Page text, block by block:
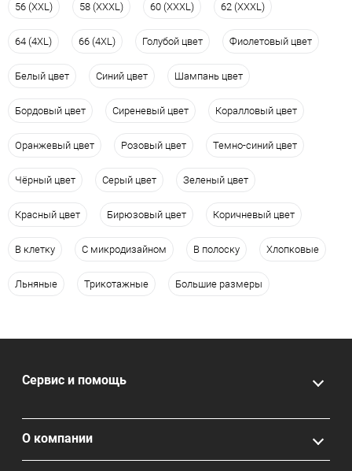
56 (XXL) 58 (XXXL) 60 (XXXL) 62 (XXXL)
64 (4XL) 66 (4XL) Голубой цвет Фиолетовый цвет
Белый цвет Синий цвет Шампань цвет
Бордовый цвет Сиреневый цвет Коралловый цвет
Оранжевый цвет Розовый цвет Темно-синий цвет
Чёрный цвет Серый цвет Зеленый цвет
Красный цвет Бирюзовый цвет Коричневый цвет
В клетку С микродизайном В полоску Хлопковые
Льняные Трикотажные Большие размеры
Сервис и помощь
О компании